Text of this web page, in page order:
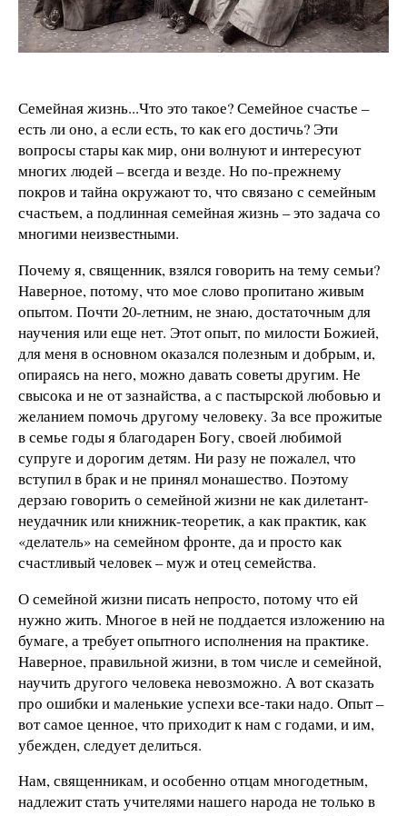
Семейная жизнь...Что это такое? Семейное счастье –
есть ли оно, а если есть, то как его достичь? Эти
вопросы стары как мир, они волнуют и интересуют
многих людей – всегда и везде. Но по-прежнему
покров и тайна окружают то, что связано с семейным
счастьем, а подлинная семейная жизнь – это задача со
многими неизвестными.
Почему я, священник, взялся говорить на тему семьи?
Наверное, потому, что мое слово пропитано живым
опытом. Почти 20-летним, не знаю, достаточным для
научения или еще нет. Этот опыт, по милости Божией,
для меня в основном оказался полезным и добрым, и,
опираясь на него, можно давать советы другим. Не
свысока и не от зазнайства, а с пастырской любовью и
желанием помочь другому человеку. За все прожитые
в семье годы я благодарен Богу, своей любимой
супруге и дорогим детям. Ни разу не пожалел, что
вступил в брак и не принял монашество. Поэтому
дерзаю говорить о семейной жизни не как дилетант-
неудачник или книжник-теоретик, а как практик, как
«делатель» на семейном фронте, да и просто как
счастливый человек – муж и отец семейства.
О семейной жизни писать непросто, потому что ей
нужно жить. Многое в ней не поддается изложению на
бумаге, а требует опытного исполнения на практике.
Наверное, правильной жизни, в том числе и семейной,
научить другого человека невозможно. А вот сказать
про ошибки и маленькие успехи все-таки надо. Опыт –
вот самое ценное, что приходит к нам с годами, и им,
убежден, следует делиться.
Нам, священникам, и особенно отцам многодетным,
надлежит стать учителями нашего народа не только в